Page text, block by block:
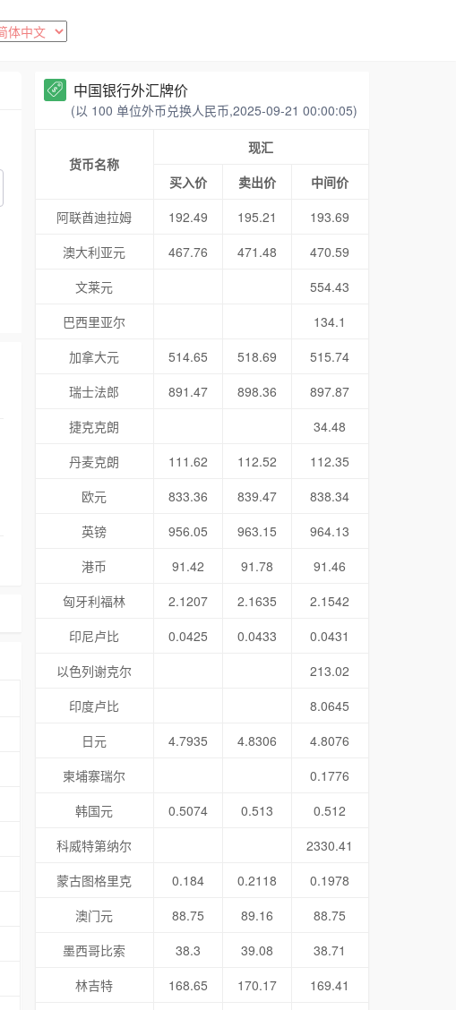
中国银行外汇牌价
(以 100 单位外币兑换人民币,2025-09-21 00:00:05)
货币名称
现汇
买入价
卖出价
中间价
阿联酋迪拉姆
192.49 195.21
193.69
澳大利亚元
467.76 471.48
470.59
文莱元
554.43
巴西里亚尔
134.1
加拿大元
514.65 518.69
515.74
瑞士法郎
891.47 898.36
897.87
捷克克朗
34.48
丹麦克朗
111.62 112.52
112.35
欧元
833.36 839.47
838.34
英镑
956.05 963.15
964.13
港币
91.42 91.78
91.46
匈牙利福林
2.1207 2.1635
2.1542
印尼卢比
0.0425 0.0433
0.0431
以色列谢克尔
213.02
印度卢比
8.0645
日元
4.7935 4.8306
4.8076
柬埔寨瑞尔
0.1776
韩国元
0.5074 0.513
0.512
科威特第纳尔
2330.41
蒙古图格里克
0.184 0.2118
0.1978
澳门元
88.75 89.16
88.75
墨西哥比索
38.3 39.08
38.71
林吉特
168.65 170.17
169.41